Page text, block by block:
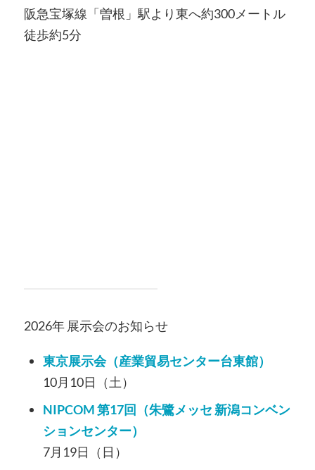
阪急宝塚線「曽根」駅より東へ約300メートル
徒歩約5分
2026年 展示会のお知らせ
東京展示会（産業貿易センター台東館）
10月10日（土）
NIPCOM 第17回（朱鷺メッセ 新潟コンベン
ションセンター）
7月19日（日）